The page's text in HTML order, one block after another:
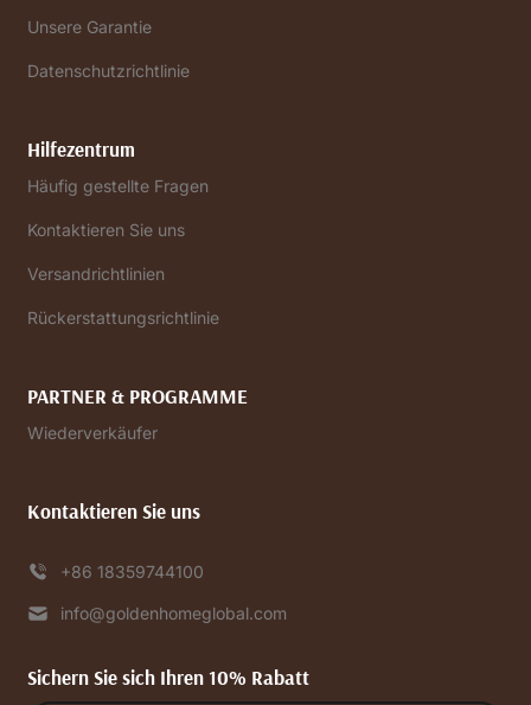
Unsere Garantie
Datenschutzrichtlinie
Hilfezentrum
Häufig gestellte Fragen
Kontaktieren Sie uns
Versandrichtlinien
Rückerstattungsrichtlinie
PARTNER & PROGRAMME
Wiederverkäufer
Kontaktieren Sie uns
+86 18359744100
info@goldenhomeglobal.com
Sichern Sie sich Ihren 10% Rabatt